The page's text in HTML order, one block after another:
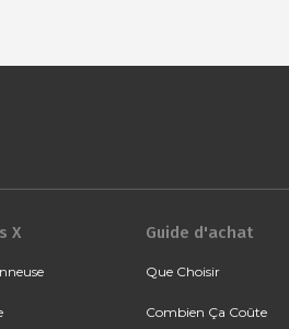
X Guide d'achat
Que Choisir
Combien Ça Coûte